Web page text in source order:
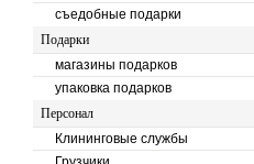
съедобные подарки
Подарки
магазины подарков
упаковка подарков
Персонал
Клининговые службы